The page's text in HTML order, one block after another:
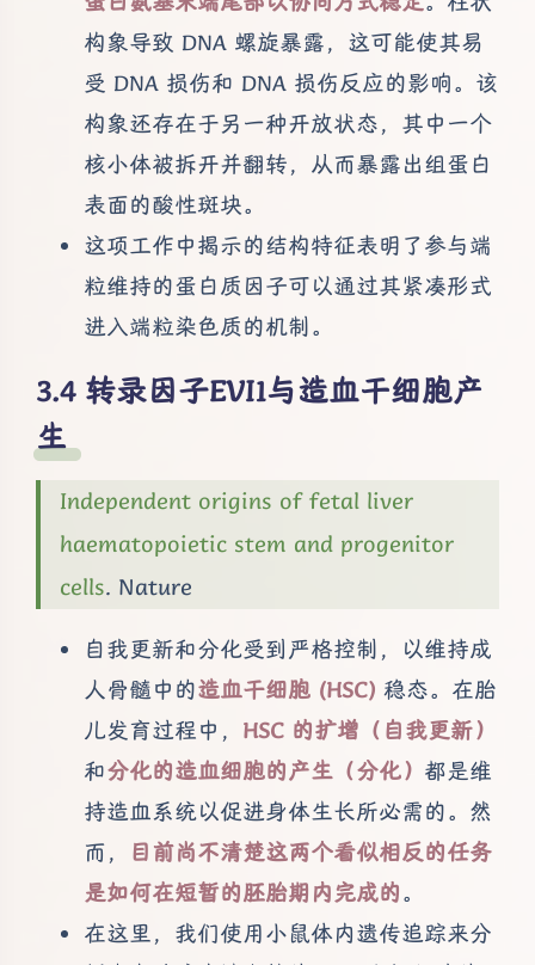
构象导致 DNA 螺旋暴露，这可能使其易
受 DNA 损伤和 DNA 损伤反应的影响。该
构象还存在于另一种开放状态，其中一个
核小体被拆开并翻转，从而暴露出组蛋白
表面的酸性斑块。
这项工作中揭示的结构特征表明了参与端
粒维持的蛋白质因子可以通过其紧凑形式
进入端粒染色质的机制。
转录因子EVI1与造血干细胞产
生
Independent origins of fetal liver
haematopoietic stem and progenitor
cells. Nature
自我更新和分化受到严格控制，以维持成
人骨髓中的造血干细胞 (HSC) 稳态。在胎
儿发育过程中， HSC 的扩增（自我更新）
和分化的造血细胞的产生（分化） 都是维
持造血系统以促进身体生长所必需的。然
而，
目前尚不清楚这两个看似相反的任务
是如何在短暂的胚胎期内完成的。
在这里，我们使用小鼠体内遗传追踪来分